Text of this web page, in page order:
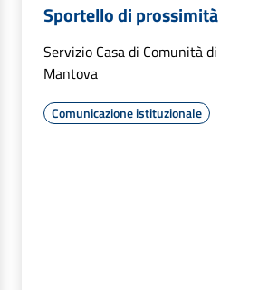
Sportello di prossimità
Servizio Casa di Comunità di
Mantova
Comunicazione istituzionale